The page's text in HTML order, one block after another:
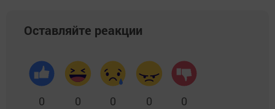
Оставляйте реакции
0 0 0 0 0